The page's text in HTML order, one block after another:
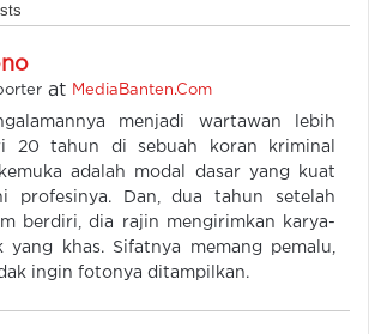
at MediaBanten.Com
menjadi wartawan lebih
20 tahun di sebuah koran kriminal
adalah modal dasar yang kuat
profesinya. Dan, dua tahun setelah
berdiri, dia rajin mengirimkan karya-
yang khas. Sifatnya memang pemalu,
ingin fotonya ditampilkan.